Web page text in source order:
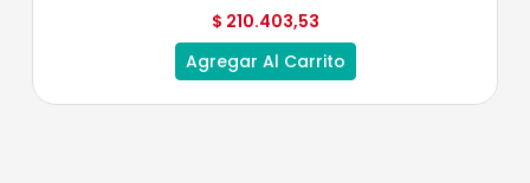
$ 210.403,53
Agregar Al Carrito